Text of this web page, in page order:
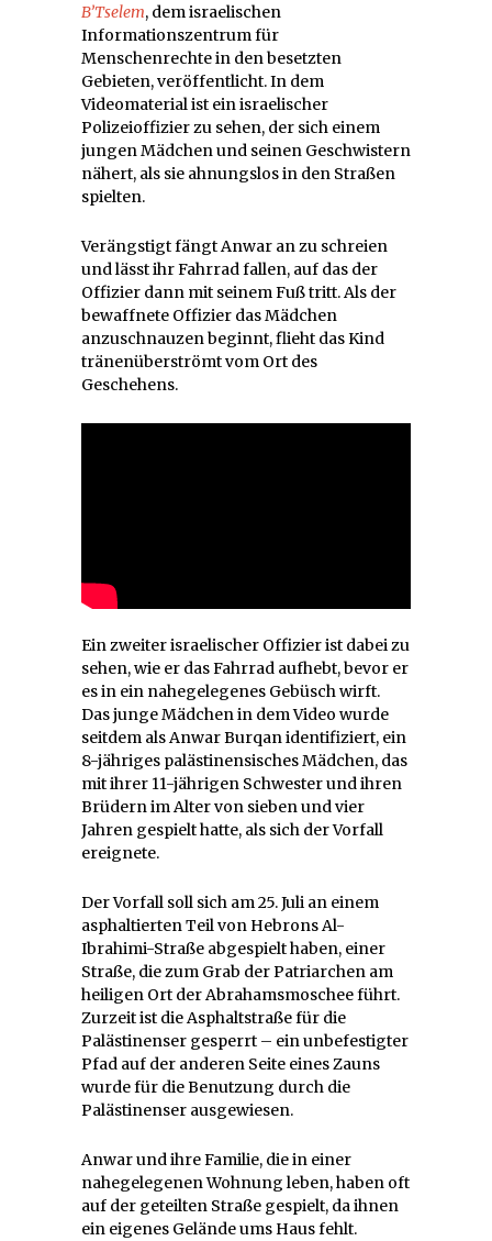
B’Tselem, dem israelischen
Informationszentrum für
Menschenrechte in den besetzten
Gebieten, veröffentlicht. In dem
Videomaterial ist ein israelischer
Polizeioffizier zu sehen, der sich einem
jungen Mädchen und seinen Geschwistern
nähert, als sie ahnungslos in den Straßen
spielten.
Verängstigt fängt Anwar an zu schreien
und lässt ihr Fahrrad fallen, auf das der
Offizier dann mit seinem Fuß tritt. Als der
bewaffnete Offizier das Mädchen
anzuschnauzen beginnt, flieht das Kind
tränenüberströmt vom Ort des
Geschehens.
Ein zweiter israelischer Offizier ist dabei zu
sehen, wie er das Fahrrad aufhebt, bevor er
es in ein nahegelegenes Gebüsch wirft.
Das junge Mädchen in dem Video wurde
seitdem als Anwar Burqan identifiziert, ein
8-jähriges palästinensisches Mädchen, das
mit ihrer 11-jährigen Schwester und ihren
Brüdern im Alter von sieben und vier
Jahren gespielt hatte, als sich der Vorfall
ereignete.
Der Vorfall soll sich am 25. Juli an einem
asphaltierten Teil von Hebrons Al-
Ibrahimi-Straße abgespielt haben, einer
Straße, die zum Grab der Patriarchen am
heiligen Ort der Abrahamsmoschee führt.
Zurzeit ist die Asphaltstraße für die
Palästinenser gesperrt – ein unbefestigter
Pfad auf der anderen Seite eines Zauns
wurde für die Benutzung durch die
Palästinenser ausgewiesen.
Anwar und ihre Familie, die in einer
nahegelegenen Wohnung leben, haben oft
auf der geteilten Straße gespielt, da ihnen
ein eigenes Gelände ums Haus fehlt.